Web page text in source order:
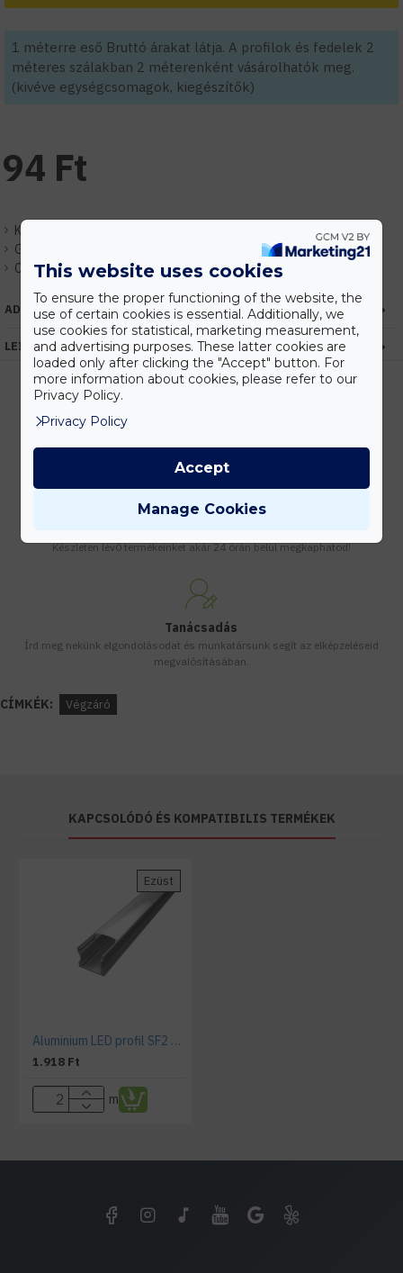
1 méterre eső Bruttó árakat látja. A profilok és fedelek 2
méteres szálakban 2 méterenként vásárolhatók meg.
(kivéve egységcsomagok, kiegészítők)
Készlet:
Gyártó:
Cikkszám: EHLP102-END
94 Ft
ADATOK
LEÍRÁS
Vásárolj nagyobb mennyiségben és megadjuk a legjobb gyártói árakat.
Készleten lévő termékeinket akár 24 órán belül megkaphatod!
Tanácsadás
Írd meg nekünk elgondolásodat és munkatársunk segít az elképzeléseid
megvalósításában.
CÍMKÉK: Végzáró
KAPCSOLÓDÓ ÉS KOMPATIBILIS TERMÉKEK
Ezüst
Aluminium LED profil SF2 ezüst színű eloxált opál fedővel
1.918 Ft
m
This website uses cookies
To ensure the proper functioning of the website, the
use of certain cookies is essential. Additionally, we
use cookies for statistical, marketing measurement,
and advertising purposes. These latter cookies are
loaded only after clicking the "Accept" button. For
more information about cookies, please refer to our
Privacy Policy.
Privacy Policy
Manage Cookies
Accept